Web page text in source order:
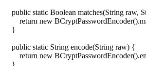
public static Boolean matches(String raw,
return new
}
public static String encode(String raw) {
return new